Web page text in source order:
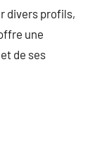
divers profils,
une
de ses